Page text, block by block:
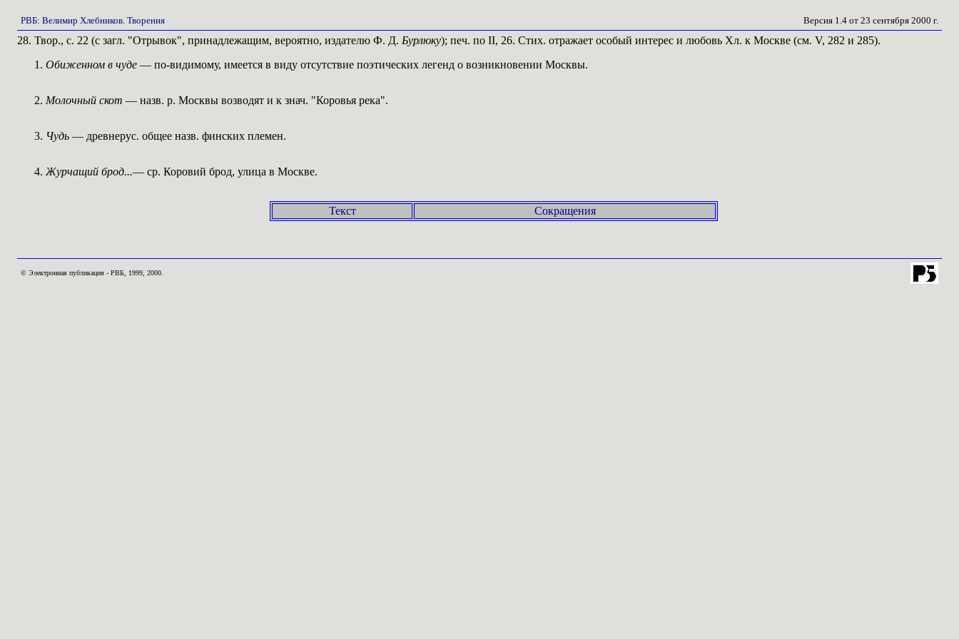
РВБ: Велимир Хлебников. Творения Версия 1.4 от 23 сентября 2000 г.
28. Твор., с. 22 (с загл. "Отрывок", принадлежащим, вероятно, издателю Ф. Д. Бурлюку); печ. по II, 26. Стих. отражает особый интерес и любовь Хл. к Москве (см. V, 282 и 285).
Обиженном в чуде — по-видимому, имеется в виду отсутствие поэтических легенд о возникновении Москвы.
Молочный скот — назв. р. Москвы возводят и к знач. "Коровья река".
Чудь — древнерус. общее назв. финских племен.
Журчащий брод...— ср. Коровий брод, улица в Москве.
Текст Сокращения
© Электронная публикация - РВБ, 1999, 2000.